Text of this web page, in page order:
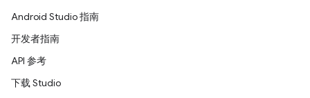
Android Studio 指南
开发者指南
API 参考
下载 Studio